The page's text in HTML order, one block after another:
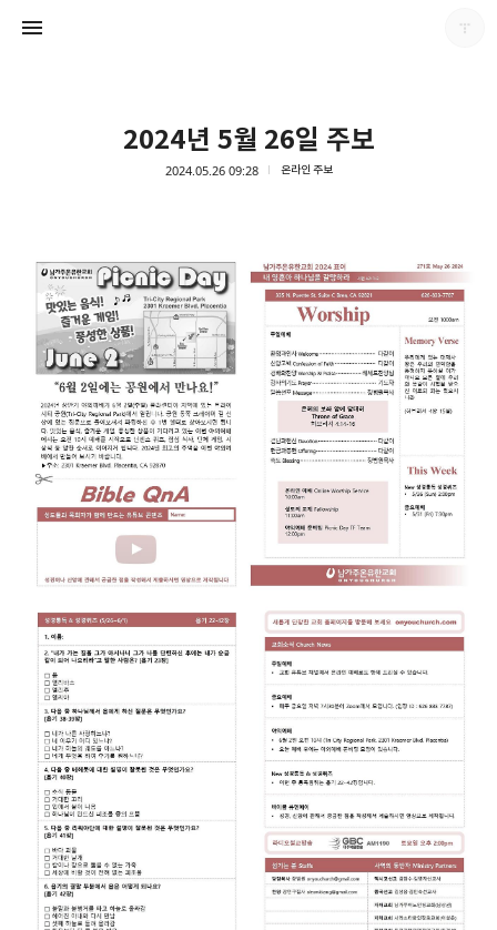
2024년 5월 26일 주보
2024.05.26 09:28 온라인 주보
남가주온유한교회